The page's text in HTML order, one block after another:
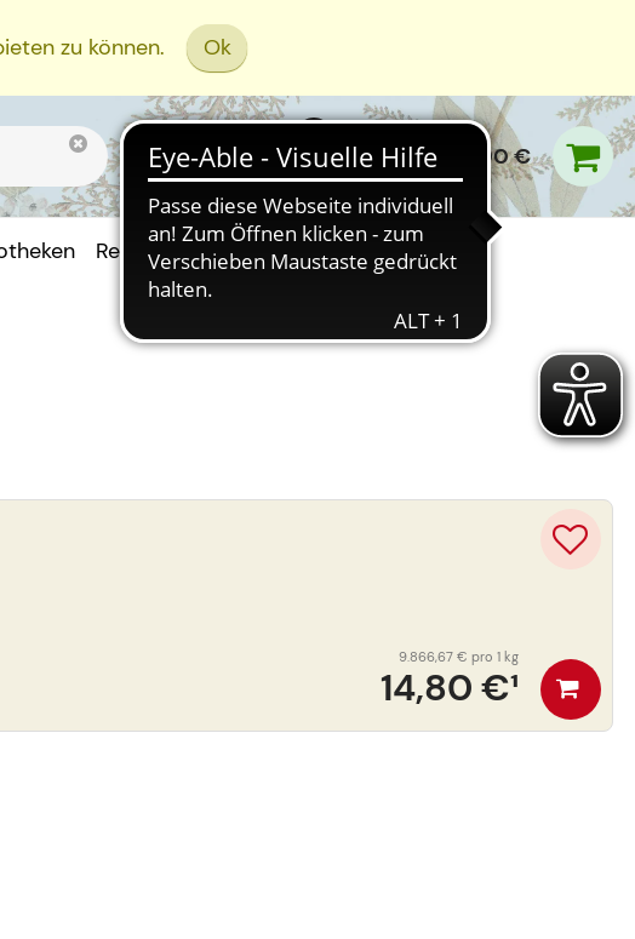
zu können. Ok
0,00 €
Rezept Einreichen
14,80 €¹
9.866,67 € pro 1 kg